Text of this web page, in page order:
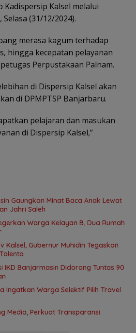
Kadispersip Kalsel melalui
(31/12/2024).
merasa kagum terhadap
hingga kecepatan pelayanan
Perpustakaan Palnam.
di Dispersip Kalsel akan
di DPMPTSP Banjarbaru.
pelajaran dan masukan
di Dispersip Kalsel,”
Gaungkan Minat Baca Anak Lewat
Jahri Saleh
Warga Kelayan B, Dua Rumah
Kalsel, Gubernur Muhidin Tegaskan
IKD Banjarmasin Didorong Tuntas 90
Ingatkan Warga Selektif Pilih Travel
Media, Perkuat Transparansi